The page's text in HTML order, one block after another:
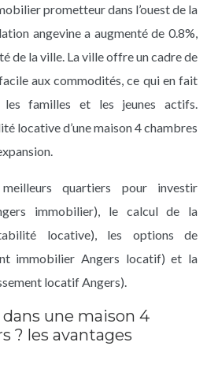
prometteur dans l’ouest de la
angevine a augmenté de 0.8%,
de la ville. La ville offre un cadre de
aux commodités, ce qui en fait
familles et les jeunes actifs.
locative d’une maison 4 chambres
quartiers pour investir
immobilier), le calcul de la
locative), les options de
immobilier Angers locatif) et la
locatif Angers).
une maison 4
? les avantages